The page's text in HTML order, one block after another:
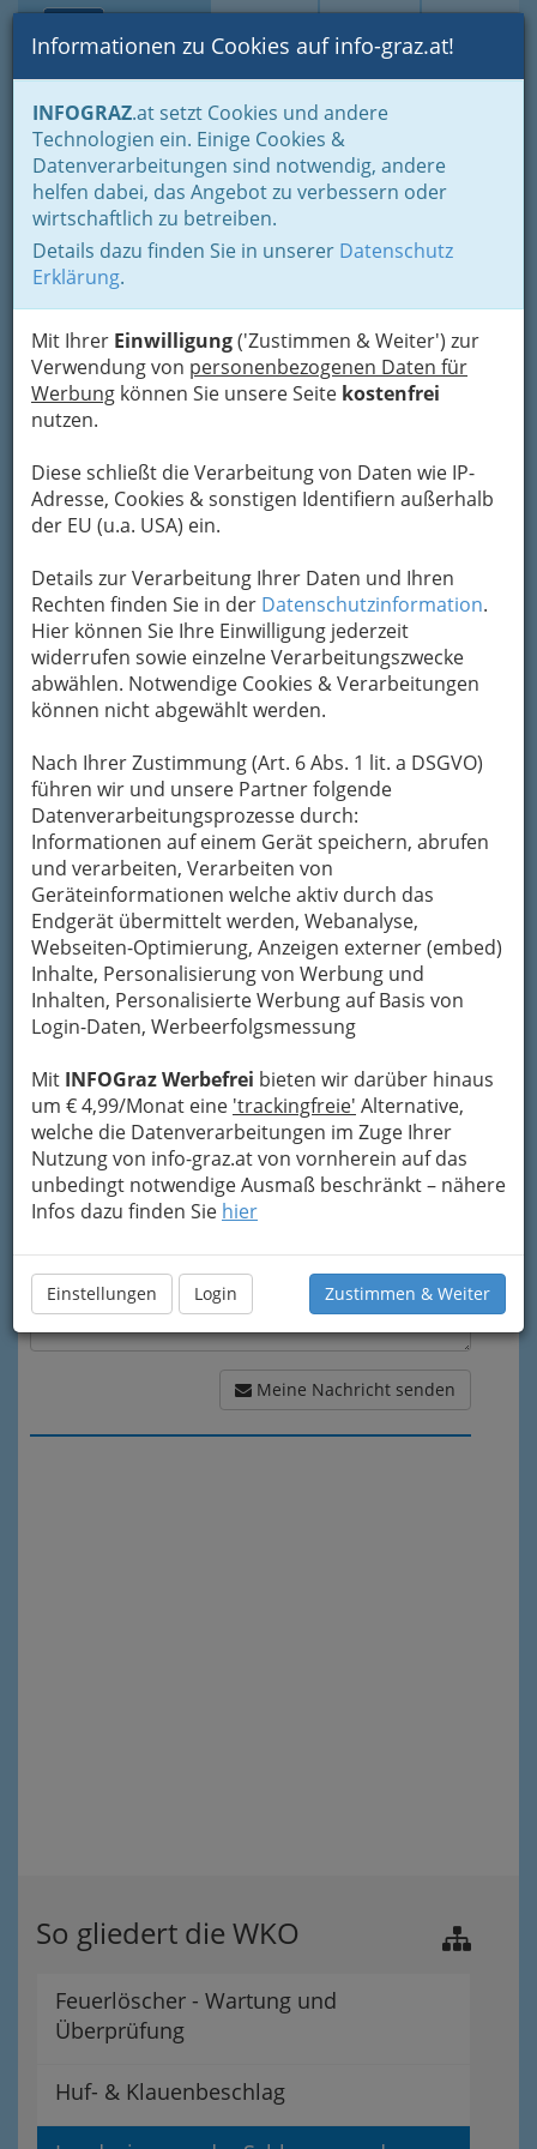
Suche Login Toggle
Informationen zu Cookies auf info-graz.at!
INFOGRAZ.at setzt Cookies und andere
Technologien ein. Einige Cookies &
Datenverarbeitungen sind notwendig, andere
helfen dabei, das Angebot zu verbessern oder
wirtschaftlich zu betreiben.
Details dazu finden Sie in unserer Datenschutz
Erklärung.
Mit Ihrer Einwilligung('Zustimmen & Weiter') zur
Verwendung von personenbezogenen Daten für
Werbung können Sie unsere Seite kostenfrei
nutzen.
Diese schließt die Verarbeitung von Daten wie IP-
Adresse, Cookies & sonstigen Identifiern außerhalb
der EU (u.a. USA) ein.
Details zur Verarbeitung Ihrer Daten und Ihren
Rechten finden Sie in der Datenschutzinformation.
Hier können Sie Ihre Einwilligung jederzeit
widerrufen sowie einzelne Verarbeitungszwecke
abwählen. Notwendige Cookies & Verarbeitungen
können nicht abgewählt werden.
Nach Ihrer Zustimmung (Art. 6 Abs. 1 lit. a DSGVO)
führen wir und unsere Partner folgende
Datenverarbeitungsprozesse durch:
Informationen auf einem Gerät speichern, abrufen
und verarbeiten, Verarbeiten von
Geräteinformationen welche aktiv durch das
Endgerät übermittelt werden, Webanalyse,
Webseiten-Optimierung, Anzeigen externer (embed)
Inhalte, Personalisierung von Werbung und
Inhalten, Personalisierte Werbung auf Basis von
Login-Daten, Werbeerfolgsmessung
Mit INFOGraz Werbefrei bieten wir darüber hinaus
um € 4,99/Monat eine 'trackingfreie' Alternative,
welche die Datenverarbeitungen im Zuge Ihrer
Nutzung von info-graz.at von vornherein auf das
unbedingt notwendige Ausmaß beschränkt – nähere
Infos dazu finden Sie hier
Einstellungen Login Zustimmen & Weiter
Home Branchen
Gewerbe, Handwerk, Banken
Gewerbe & Handwerk, Gliederung der WKO
Schlosser & Schmiede
Landesinnung der Schlosser und Schmiede
Haas GmbH
Andritzer Reichsstraße 34, 8045 Graz
+43 316 687 101
+43 316 687 103
+43 664 180 60 26
Karte
Adresse mit Google Maps anschauen
Kontaktaufnahme
Um die Info-Graz Firmenvor Spam-Mails zu
bewahren , verwenden wir an dieser Stelle zur
Übermittlung Ihrer Nachricht ein sicheres
Absenden umgehend per Mail an das
Unternehmen Haas GmbH weitergeleitet.
Mein Name
Meine Email Adresse
Mein Betreff
Meine Nachricht
Meine Nachricht senden
So gliedert die WKO
Feuerlöscher - Wartung und
Überprüfung
Huf- & Klauenbeschlag